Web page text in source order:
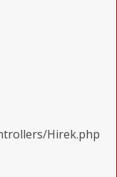
Hirek.php